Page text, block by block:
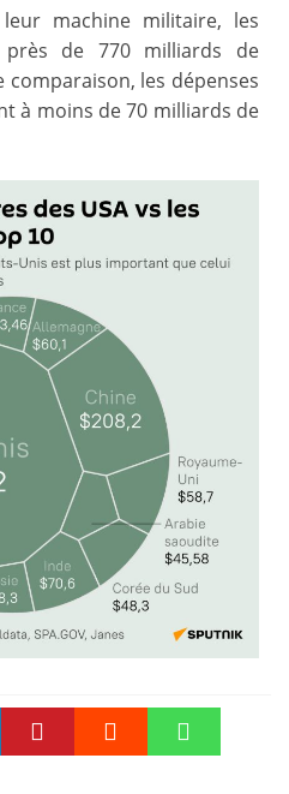
machine militaire, les
près de 770 milliards de
les dépenses
à moins de 70 milliards de